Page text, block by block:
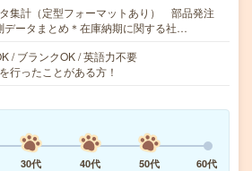
集計（定型フォーマットあり） 部品発注
データまとめ＊在庫納期に関する社…
/ ブランクOK / 英語力不要
行ったことがある方！
30代 40代 50代
60代